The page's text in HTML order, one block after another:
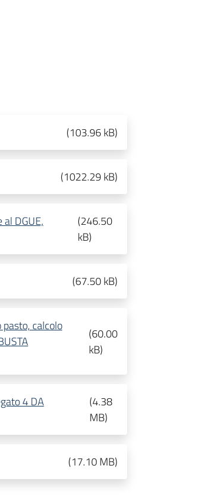
(103.96 kB)
(1022.29 kB)
DGUE,
(246.50
kB)
(67.50 kB)
calcolo
(60.00
kB)
4 DA
(4.38
MB)
(17.10 MB)